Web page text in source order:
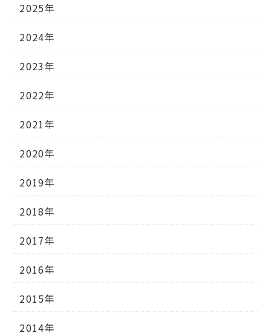
2025年
2024年
2023年
2022年
2021年
2020年
2019年
2018年
2017年
2016年
2015年
2014年